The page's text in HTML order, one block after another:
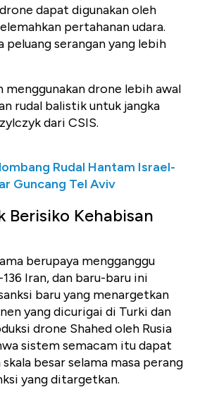
dapat digunakan oleh
pertahanan udara.
peluang serangan yang lebih
menggunakan drone lebih awal
rudal balistik untuk jangka
dari CSIS.
Rudal Hantam Israel-
Guncang Tel Aviv
Berisiko Kehabisan
berupaya mengganggu
Iran, dan baru-baru ini
baru yang menargetkan
yang dicurigai di Turki dan
drone Shahed oleh Rusia
sistem semacam itu dapat
besar selama masa perang
yang ditargetkan.